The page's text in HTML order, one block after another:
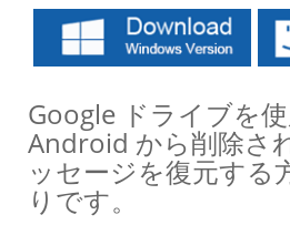
Google ドライブを
Android から削除さ
ッセージを復元する
りです。